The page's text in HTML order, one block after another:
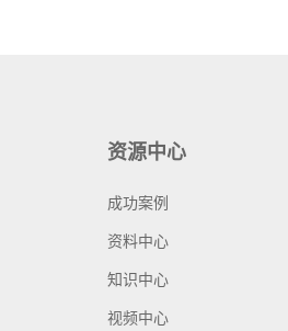
资源中心
成功案例
资料中心
知识中心
视频中心